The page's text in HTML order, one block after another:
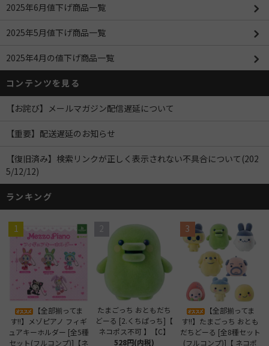
2025年6月値下げ商品一覧
2025年5月値下げ商品一覧
2025年4月の値下げ商品一覧
コンテンツを見る
【お詫び】メールマガジン配信遅延について
【重要】配送遅延のお知らせ
【復旧済み】検索リンクが正しく表示されない不具合について(202
5/12/12)
ランキング
1
【全部揃ってま
す!!】メゾピアノ フィギ
ュアキーホルダー [全5種
セット(フルコンプ)]【ネ
2
たまごっち おともだち
どーる [2.くちぱっち]【
ネコポス不可 】【C】
528円(内税)
3
【全部揃ってま
す!!】たまごっち おとも
だちどーる [全8種セット
(フルコンプ)]【 ネコポ